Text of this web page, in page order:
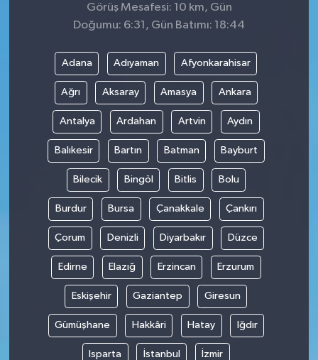
Görüş Mesafesi: 10 km, Gün
Doğumu: 6:31, Gün Batımı: 18:44
Adana Adıyaman Afyonkarahisar
Ağrı Aksaray Amasya Ankara
Antalya Ardahan Artvin Aydın
Balıkesir Bartın Batman Bayburt
Bilecik Bingöl Bitlis Bolu
Burdur Bursa Çanakkale Çankırı
Çorum Denizli Diyarbakır Düzce
Edirne Elazığ Erzincan Erzurum
Eskişehir Gaziantep Giresun
Gümüşhane Hakkâri Hatay Iğdır
Isparta İstanbul İzmir